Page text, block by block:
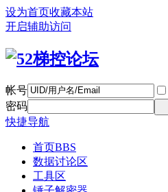
设为首页收藏本站
开启辅助访问
帐号
密码
快捷导航
首页BBS
数据讨论区
工具区